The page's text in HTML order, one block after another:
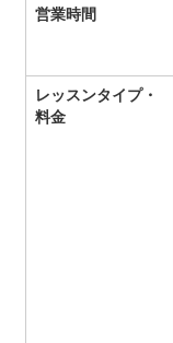
営業時間
レッスンタイプ・
料金